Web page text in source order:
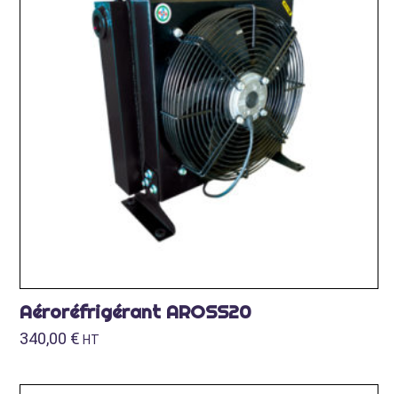
Aéroréfrigérant AROSS20
340,00 € HT